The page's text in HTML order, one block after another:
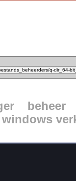
beheer
windows